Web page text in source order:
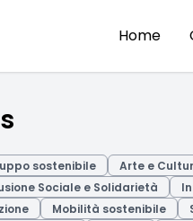
Home
sostenibile Arte e
Sociale e Solidarietà
Mobilità sostenibile